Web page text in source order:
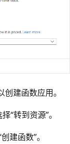
创建函数应用。
“转到资源”。
建函数”。